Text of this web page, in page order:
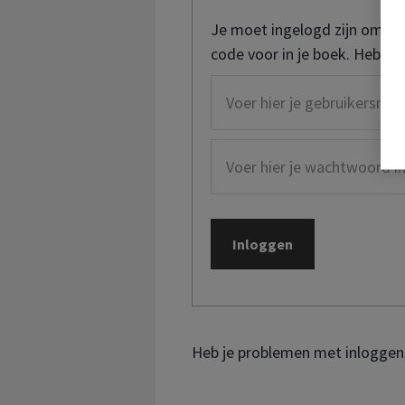
Je moet ingelogd zijn om
code voor in je boek. Heb je
Heb je problemen met